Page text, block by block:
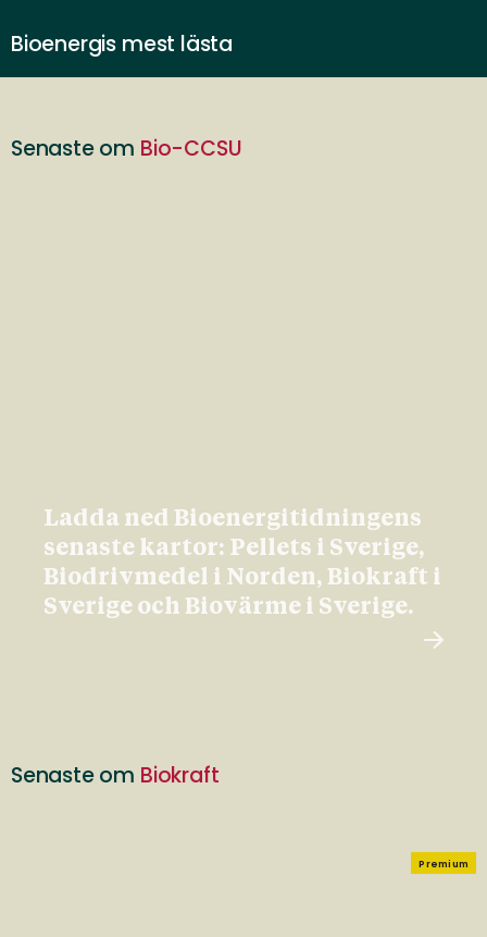
Bioenergis mest lästa
Senaste om Bio-CCSU
Ladda ned Bioenergitidningens
senaste kartor: Pellets i Sverige,
Biodrivmedel i Norden, Biokraft i
Sverige och Biovärme i Sverige.
Senaste om Biokraft
Premium